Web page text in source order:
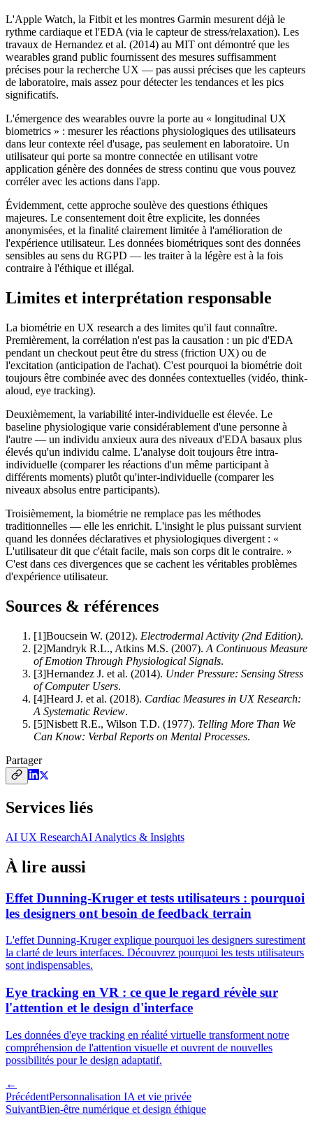
L'Apple Watch, la Fitbit et les montres Garmin mesurent déjà le
rythme cardiaque et l'EDA (via le capteur de stress/relaxation). Les
travaux de Hernandez et al. (2014) au MIT ont démontré que les
wearables grand public fournissent des mesures suffisamment
précises pour la recherche UX — pas aussi précises que les capteurs
de laboratoire, mais assez pour détecter les tendances et les pics
significatifs.
L'émergence des wearables ouvre la porte au « longitudinal UX
biometrics » : mesurer les réactions physiologiques des utilisateurs
dans leur contexte réel d'usage, pas seulement en laboratoire. Un
utilisateur qui porte sa montre connectée en utilisant votre
application génère des données de stress continu que vous pouvez
corréler avec les actions dans l'app.
Évidemment, cette approche soulève des questions éthiques
majeures. Le consentement doit être explicite, les données
anonymisées, et la finalité clairement limitée à l'amélioration de
l'expérience utilisateur. Les données biométriques sont des données
sensibles au sens du RGPD — les traiter à la légère est à la fois
contraire à l'éthique et illégal.
Limites et interprétation responsable
La biométrie en UX research a des limites qu'il faut connaître.
Premièrement, la corrélation n'est pas la causation : un pic d'EDA
pendant un checkout peut être du stress (friction UX) ou de
l'excitation (anticipation de l'achat). C'est pourquoi la biométrie doit
toujours être combinée avec des données contextuelles (vidéo, think-
aloud, eye tracking).
Deuxièmement, la variabilité inter-individuelle est élevée. Le
baseline physiologique varie considérablement d'une personne à
l'autre — un individu anxieux aura des niveaux d'EDA basaux plus
élevés qu'un individu calme. L'analyse doit toujours être intra-
individuelle (comparer les réactions d'un même participant à
différents moments) plutôt qu'inter-individuelle (comparer les
niveaux absolus entre participants).
Troisièmement, la biométrie ne remplace pas les méthodes
traditionnelles — elle les enrichit. L'insight le plus puissant survient
quand les données déclaratives et physiologiques divergent : «
L'utilisateur dit que c'était facile, mais son corps dit le contraire. »
C'est dans ces divergences que se cachent les véritables problèmes
d'expérience utilisateur.
Sources & références
[1]Boucsein W. (2012). Electrodermal Activity (2nd Edition).
[2]Mandryk R.L., Atkins M.S. (2007). A Continuous Measure
of Emotion Through Physiological Signals.
[3]Hernandez J. et al. (2014). Under Pressure: Sensing Stress
of Computer Users.
[4]Heard J. et al. (2018). Cardiac Measures in UX Research:
A Systematic Review.
[5]Nisbett R.E., Wilson T.D. (1977). Telling More Than We
Can Know: Verbal Reports on Mental Processes.
Partager
Services liés
AI UX ResearchAI Analytics & Insights
À lire aussi
Effet Dunning-Kruger et tests utilisateurs : pourquoi
les designers ont besoin de feedback terrain
L'effet Dunning-Kruger explique pourquoi les designers surestiment
la clarté de leurs interfaces. Découvrez pourquoi les tests utilisateurs
sont indispensables.
Eye tracking en VR : ce que le regard révèle sur
l'attention et le design d'interface
Les données d'eye tracking en réalité virtuelle transforment notre
compréhension de l'attention visuelle et ouvrent de nouvelles
possibilités pour le design adaptatif.
←
PrécédentPersonnalisation IA et vie privée
SuivantBien-être numérique et design éthique